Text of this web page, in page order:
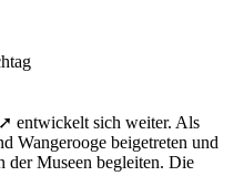
➚ entwickelt sich weiter. Als
Wangerooge beigetreten und
Museen begleiten. Die